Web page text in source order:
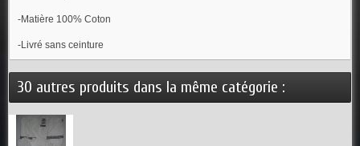
-Matière 100% Coton
-Livré sans ceinture
30 autres produits dans la même catégorie :